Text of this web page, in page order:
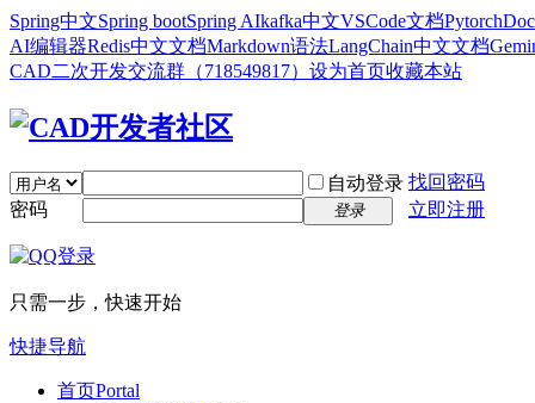
Spring中文Spring bootSpring AIkafka中文VSCode文档Pytorch
AI编辑器Redis中文文档Markdown语法LangChain中文文档
CAD二次开发交流群（718549817） 设为首页收藏本站
自动登录 找回密码
密码
登录 立即注册
只需一步，快速开始
快捷导航
首页Portal